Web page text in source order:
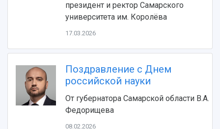
Об университете
Рейтинги
Руководство
Наблюдательный совет
Попечительский совет
Ученый совет
Главные новости
Объявления
События
СМИ об университете
Пресс-центр
Образование
Почему я выбираю Самарский университет?
Бакалавриат и специалитет
Магистратура
Аспирантура
Формы обучения
Учебные планы
Дополнительное образование
Научно-исследовательская деятельность
Основные научные направления
Диссертационные советы
Подготовка научных кадров
Конкурс на замещение должностей научных
работников
Научно-технический совет
президент и ректор Самарского
университета им. Королёва
17.03.2026
Поздравление с Днем
российской науки
От губернатора Самарской области В.А.
Федорищева
08.02.2026